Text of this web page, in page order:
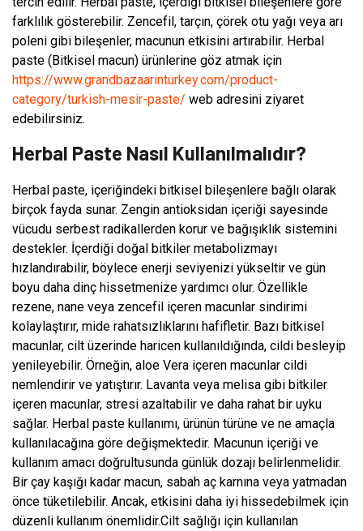
farklılık gösterebilir. Zencefil, tarçın, çörek otu yağı veya arı
poleni gibi bileşenler, macunun etkisini artırabilir. Herbal
paste (Bitkisel macun) ürünlerine göz atmak için
https://www.grandbazaarinturkey.com/product-
category/turkish-mesir-paste/ web adresini ziyaret
edebilirsiniz.
Herbal Paste Nasıl Kullanılmalıdır?
Herbal paste, içeriğindeki bitkisel bileşenlere bağlı olarak
birçok fayda sunar. Zengin antioksidan içeriği sayesinde
vücudu serbest radikallerden korur ve bağışıklık sistemini
destekler. İçerdiği doğal bitkiler metabolizmayı
hızlandırabilir, böylece enerji seviyenizi yükseltir ve gün
boyu daha dinç hissetmenize yardımcı olur. Özellikle
rezene, nane veya zencefil içeren macunlar sindirimi
kolaylaştırır, mide rahatsızlıklarını hafifletir. Bazı bitkisel
macunlar, cilt üzerinde haricen kullanıldığında, cildi besleyip
yenileyebilir. Örneğin, aloe Vera içeren macunlar cildi
nemlendirir ve yatıştırır. Lavanta veya melisa gibi bitkiler
içeren macunlar, stresi azaltabilir ve daha rahat bir uyku
sağlar. Herbal paste kullanımı, ürünün türüne ve ne amaçla
kullanılacağına göre değişmektedir. Macunun içeriği ve
kullanım amacı doğrultusunda günlük dozajı belirlenmelidir.
Bir çay kaşığı kadar macun, sabah aç karnına veya yatmadan
önce tüketilebilir. Ancak, etkisini daha iyi hissedebilmek için
düzenli kullanım önemlidir.Cilt sağlığı için kullanılan